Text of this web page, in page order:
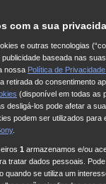
Como
no Feminino
Is Ours Nine
Força de
com C
com a sua
e outras tecnologias
baseada nas
nossa Política de
retirada do consentimento
(disponível em todas as
desligá-los pode afetar a
podem ser utilizados
.
1 armazenamos e/ou
tratar dados pessoais.
quando se utiliza um